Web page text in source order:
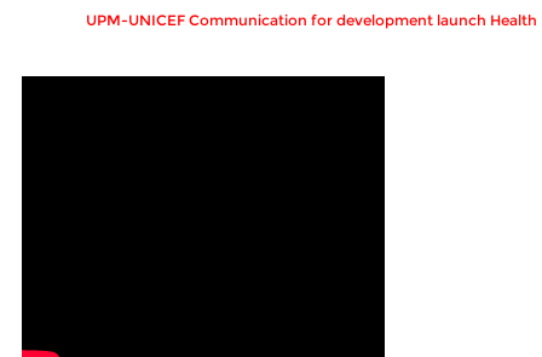
UPM-UNICEF Communication for development launch